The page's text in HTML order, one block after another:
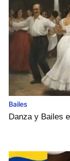
Bailes
Danza y Bailes